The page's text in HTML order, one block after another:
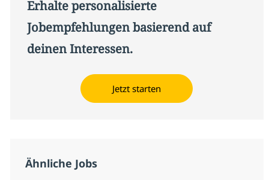
Erhalte personalisierte
Jobempfehlungen basierend auf
deinen Interessen.
Jetzt starten
Ähnliche Jobs